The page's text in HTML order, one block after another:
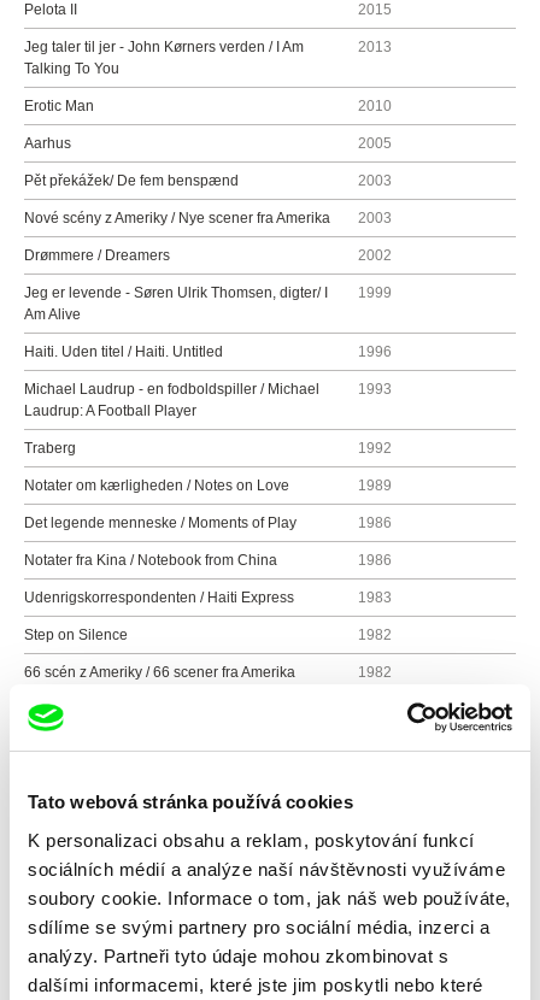
Tato webová stránka používá cookies
K personalizaci obsahu a reklam, poskytování funkcí
sociálních médií a analýze naší návštěvnosti využíváme
soubory cookie. Informace o tom, jak náš web používáte,
sdílíme se svými partnery pro sociální média, inzerci a
analýzy. Partneři tyto údaje mohou zkombinovat s
dalšími informacemi, které jste jim poskytli nebo které
Pelota II 2015
Jeg taler til jer - John Kørners verden / I Am
Talking To You
2013
Erotic Man 2010
Aarhus 2005
Pět překážek/ De fem benspænd 2003
Nové scény z Ameriky / Nye scener fra Amerika 2003
Drømmere / Dreamers 2002
Jeg er levende - Søren Ulrik Thomsen, digter/ I
Am Alive
1999
Haiti. Uden titel / Haiti. Untitled 1996
Michael Laudrup - en fodboldspiller / Michael
Laudrup: A Football Player
1993
Traberg 1992
Notater om kærligheden / Notes on Love 1989
Det legende menneske / Moments of Play 1986
Notater fra Kina / Notebook from China 1986
Udenrigskorrespondenten / Haiti Express 1983
Step on Silence 1982
66 scén z Ameriky / 66 scener fra Amerika 1982
At danse Bournonville
Kalule 1979
Den umulige time / The Impossible Hour
Klaus Rifbjerg 1974
Stjernerne og vandbarerne / The Stars and the
Water Carriers
1974
Kinesisk bordtennis / Chinese Ping-Pong 1972